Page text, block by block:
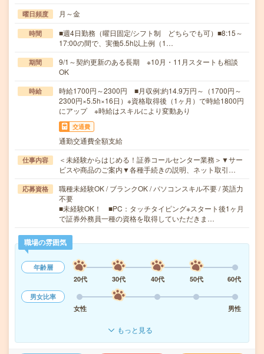
曜日頻度 月～金
時間
■週4日勤務（曜日固定/シフト制 どちらでも可）■8:15～
17:00の間で、実働5.5h以上例（1…
期間
9/1～契約更新のある長期 ※10月・11月スタートも相談
OK
時給
時給1700円～2300円 ■月収例:約14.9万円～（1700円～
2300円×5.5h×16日）※資格取得後（1ヶ月）で時給1800円
にアップ ※時給はスキルにより変動あり
交通費
通勤交通費全額支給
仕事内容
＜未経験からはじめる！証券コールセンター業務＞▼サー
ビスや商品のご案内▼各種手続きの説明、ネット取引…
応募資格
職種未経験OK / ブランクOK / パソコンスキル不要 / 英語力
不要
■未経験OK！ ■PC：タッチタイピング※スタート後1ヶ月
で証券外務員一種の資格を取得していただきま…
職場の雰囲気
年齢層
20代
30代 40代 50代
60代
男女比率
女性
男性
もっと見る